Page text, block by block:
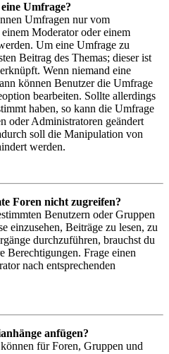
Umfrage?
Umfragen nur vom
Moderator oder einem
Um eine Umfrage zu
Beitrag des Themas; dieser ist
Wenn niemand eine
können Benutzer die Umfrage
bearbeiten. Sollte allerdings
haben, so kann die Umfrage
oder Administratoren geändert
soll die Manipulation von
werden.
Foren nicht zugreifen?
Benutzern oder Gruppen
einzusehen, Beiträge zu lesen, zu
durchzuführen, brauchst du
Berechtigungen. Frage einen
nach entsprechenden
anfügen?
für Foren, Gruppen und